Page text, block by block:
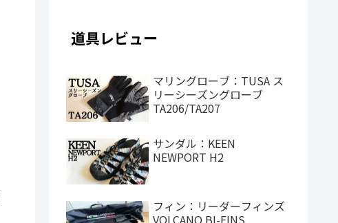
道具レビュー
マリングローブ：TUSA ス
リーシーズングローブ
TA206/TA207
サンダル：KEEN
NEWPORT H2
フィン：リーダーフィンズ
VOLCANO BI-FINS